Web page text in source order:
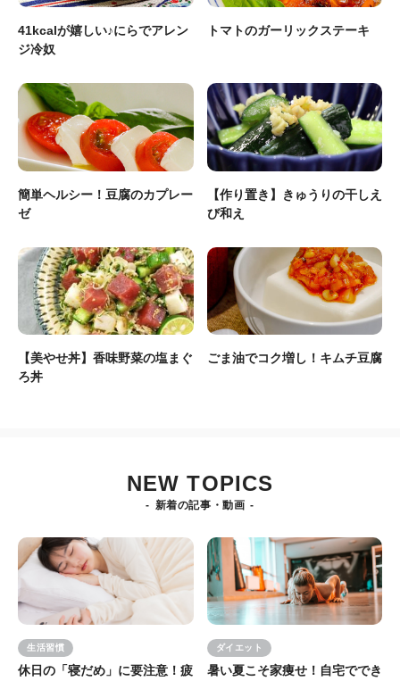
41kcalが嬉しい♪にらでアレン
ジ冷奴
トマトのガーリックステーキ
簡単ヘルシー！豆腐のカプレー
ゼ
【作り置き】きゅうりの干しえ
び和え
【美やせ丼】香味野菜の塩まぐ
ろ丼
ごま油でコク増し！キムチ豆腐
NEW TOPICS
新着の記事・動画
生活習慣
休日の「寝だめ」に要注意！疲
ダイエット
暑い夏こそ家痩せ！自宅ででき